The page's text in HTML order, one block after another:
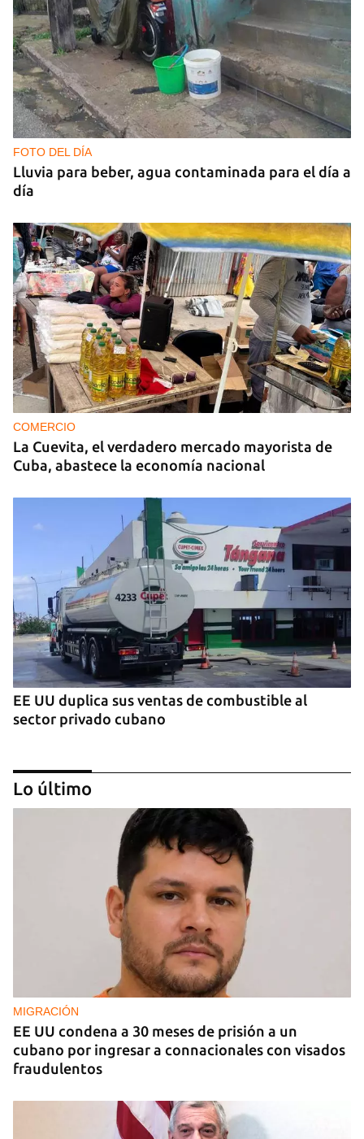
FOTO DEL DÍA
Lluvia para beber, agua contaminada para el día a
día
COMERCIO
La Cuevita, el verdadero mercado mayorista de
Cuba, abastece la economía nacional
EE UU duplica sus ventas de combustible al
sector privado cubano
El universo en una caja
Lo último
MIGRACIÓN
EE UU condena a 30 meses de prisión a un
cubano por ingresar a connacionales con visados
fraudulentos